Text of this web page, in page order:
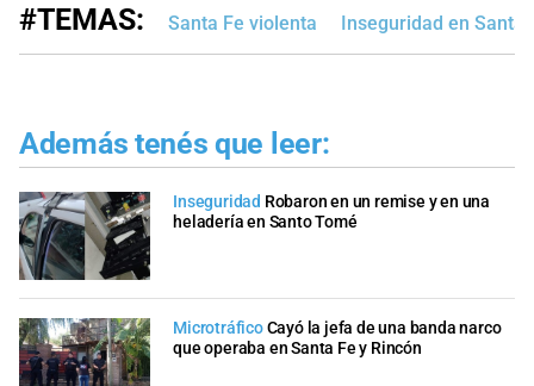
#TEMAS: Santa Fe violenta Inseguridad en Santa
Además tenés que leer:
Inseguridad Robaron en un remise y en una
heladería en Santo Tomé
MicrotráficoCayó la jefa de una banda narco
que operaba en Santa Fe y Rincón